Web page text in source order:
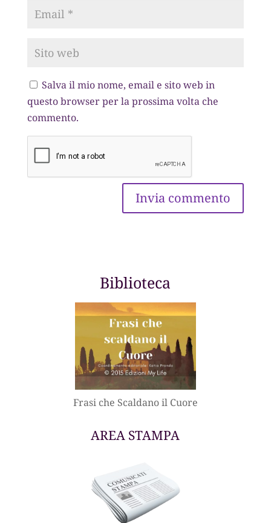
Salva il mio nome, email e sito web in
questo browser per la prossima volta che
commento.
Biblioteca
Frasi che Scaldano il Cuore
AREA STAMPA